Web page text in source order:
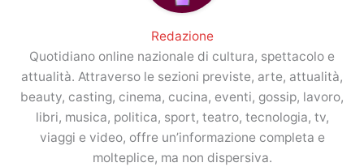
Redazione
Quotidiano online nazionale di cultura, spettacolo e
attualità. Attraverso le sezioni previste, arte, attualità,
beauty, casting, cinema, cucina, eventi, gossip, lavoro,
libri, musica, politica, sport, teatro, tecnologia, tv,
viaggi e video, offre un’informazione completa e
molteplice, ma non dispersiva.